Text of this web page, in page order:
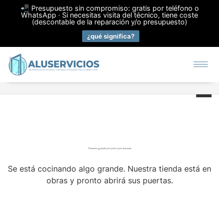
📲 Presupuesto sin compromiso: gratis por teléfono o
WhatsApp · Si necesitas visita del técnico, tiene coste
(descontable de la reparación y/o presupuesto)
¿qué significa?
Tenemos grandes proyectos por anunciar
Se está cocinando algo grande. Nuestra tienda está en
obras y pronto abrirá sus puertas.